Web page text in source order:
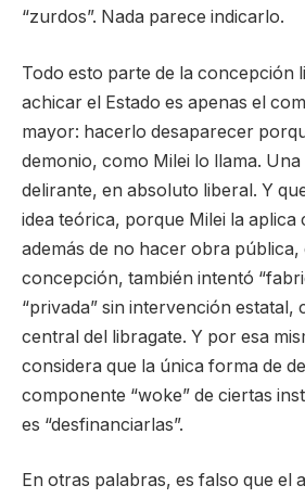
“zurdos”. Nada parece indicarlo.
Todo esto parte de la concepción
achicar el Estado es apenas el
mayor: hacerlo desaparecer
demonio, como Milei lo llama.
delirante, en absoluto liberal. Y
idea teórica, porque Milei la aplica
además de no hacer obra pública,
concepción, también intentó
“privada” sin intervención estatal,
central del libragate. Y por esa
considera que la única forma de
componente “woke” de ciertas
es “desfinanciarlas”.
En otras palabras, es falso que el